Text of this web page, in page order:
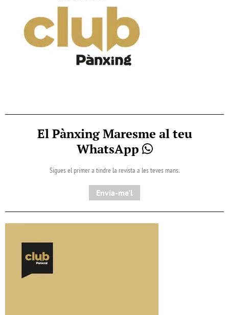
El Pànxing Maresme al teu
WhatsApp
Sigues el primer a tindre la revista a les teves mans.
Envia-me'l